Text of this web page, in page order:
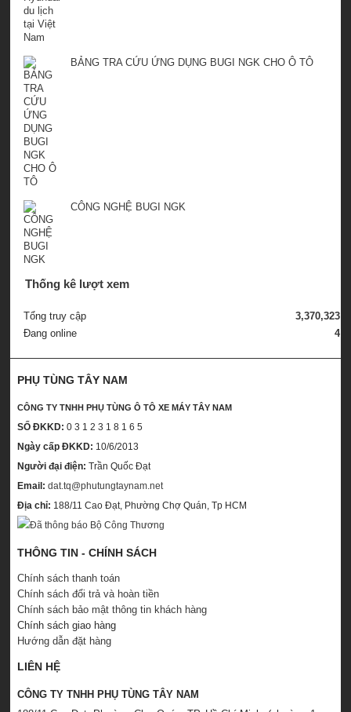
BẢNG TRA CỨU ỨNG DỤNG BUGI NGK CHO Ô TÔ
CÔNG NGHỆ BUGI NGK
Thống kê lượt xem
Tổng truy cập
3,370,323
Đang online
4
PHỤ TÙNG TÂY NAM
CÔNG TY TNHH PHỤ TÙNG Ô TÔ XE MÁY TÂY NAM
SỐ ĐKKD: 0 3 1 2 3 1 8 1 6 5
Ngày cấp ĐKKD: 10/6/2013
Người đại điện: Trần Quốc Đạt
Email: dat.tq@phutungtaynam.net
Địa chỉ: 188/11 Cao Đạt, Phường Chợ Quán, Tp HCM
THÔNG TIN - CHÍNH SÁCH
Chính sách thanh toán
Chính sách đổi trả và hoàn tiền
Chính sách bảo mật thông tin khách hàng
Chính sách giao hàng
Hướng dẫn đặt hàng
LIÊN HỆ
CÔNG TY TNHH PHỤ TÙNG TÂY NAM